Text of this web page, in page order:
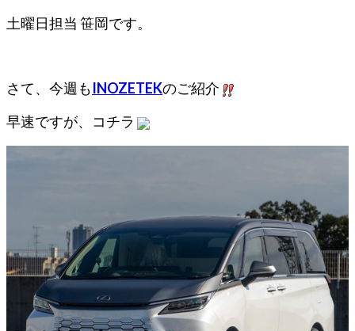
土曜日担当 笹岡です。
さて、今週もINOZETEKのご紹介
早速ですが、コチラ